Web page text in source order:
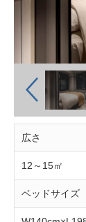
広さ
12～15㎡
ベッドサイズ